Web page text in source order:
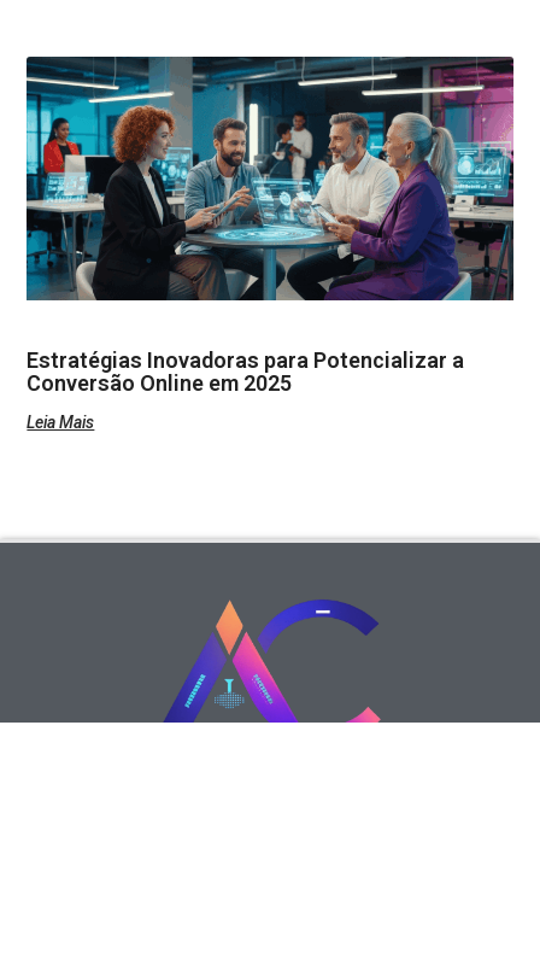
Estratégias Inovadoras para Potencializar a
Conversão Online em 2025
Leia Mais